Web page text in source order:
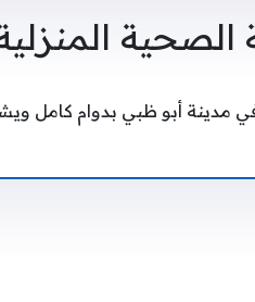
في مدينة أبو ظبي بدوام كامل